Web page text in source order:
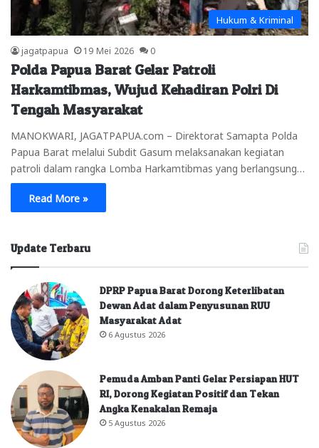
Hukum & Kriminal
jagatpapua 19 Mei 2026 0
Polda Papua Barat Gelar Patroli
Harkamtibmas, Wujud Kehadiran Polri Di
Tengah Masyarakat
MANOKWARI, JAGATPAPUA.com – Direktorat Samapta Polda
Papua Barat melalui Subdit Gasum melaksanakan kegiatan
patroli dalam rangka Lomba Harkamtibmas yang berlangsung…
Read More »
Update Terbaru
DPRP Papua Barat Dorong Keterlibatan
Dewan Adat dalam Penyusunan RUU
Masyarakat Adat
6 Agustus 2026
Pemuda Amban Panti Gelar Persiapan HUT
RI, Dorong Kegiatan Positif dan Tekan
Angka Kenakalan Remaja
5 Agustus 2026